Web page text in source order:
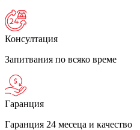
Консултация
Запитвания по всяко време
Гаранция
Гаранция 24 месеца и качество